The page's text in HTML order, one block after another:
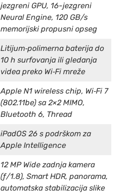
jezgreni GPU, 16-jezgreni
Neural Engine, 120 GB/s
memorijski propusni opseg
Litijum‑polimerna baterija do
10 h surfovanja ili gledanja
videa preko Wi‑Fi mreže
Apple N1 wireless chip, Wi‑Fi 7
(802.11be) sa 2×2 MIMO,
Bluetooth 6, Thread
iPadOS 26 s podrškom za
Apple Intelligence
12 MP Wide zadnja kamera
(ƒ/1.8), Smart HDR, panorama,
automatska stabilizacija slike